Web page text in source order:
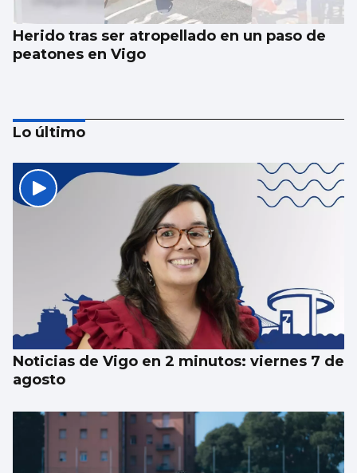
Herido tras ser atropellado en un paso de
peatones en Vigo
Vigo y área, de los mejores lugares para ver
el eclipse: localizaciones para disfrutar del
fenómeno astronómico
Lo último
Noticias de Vigo en 2 minutos: viernes 7 de
agosto